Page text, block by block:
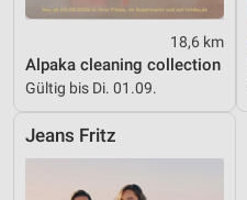
18,6 km
Alpaka cleaning collection
Gültig bis Di. 01.09.
Jeans Fritz